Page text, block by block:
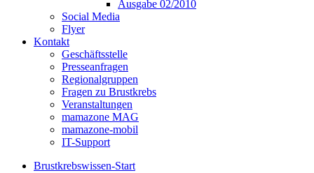
Ausgabe 02/2010
Social Media
Flyer
Kontakt
Geschäftsstelle
Presseanfragen
Regionalgruppen
Fragen zu Brustkrebs
Veranstaltungen
mamazone MAG
mamazone-mobil
IT-Support
Brustkrebswissen-Start